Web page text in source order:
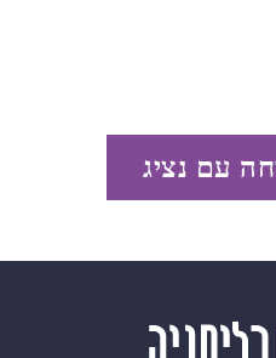
עם נציג